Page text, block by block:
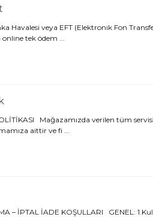
Havalesi veya EFT (Elektronik Fon
online tek ödem ...
Mağazamızda verilen tüm
aittir ve fi ...
– İPTAL İADE KOŞULLARI GENEL: